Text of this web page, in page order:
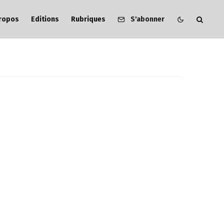
Editions Rubriques S'abonner